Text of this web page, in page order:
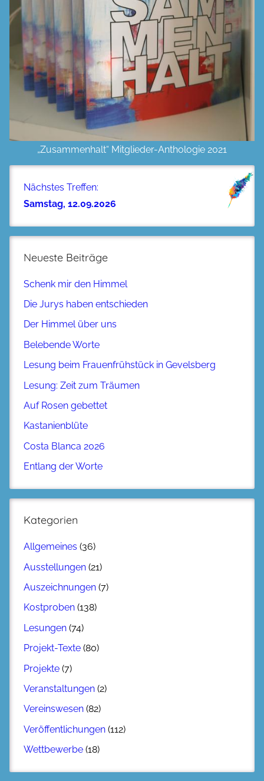
„Zusammenhalt“ Mitglieder-Anthologie 2021
Nächstes Treffen:
Samstag, 12.09.2026
Neueste Beiträge
Schenk mir den Himmel
Die Jurys haben entschieden
Der Himmel über uns
Belebende Worte
Lesung beim Frauenfrühstück in Gevelsberg
Lesung: Zeit zum Träumen
Auf Rosen gebettet
Kastanienblüte
Costa Blanca 2026
Entlang der Worte
Kategorien
Allgemeines (36)
Ausstellungen (21)
Auszeichnungen (7)
Kostproben (138)
Lesungen (74)
Projekt-Texte (80)
Projekte (7)
Veranstaltungen (2)
Vereinswesen (82)
Veröffentlichungen (112)
Wettbewerbe (18)